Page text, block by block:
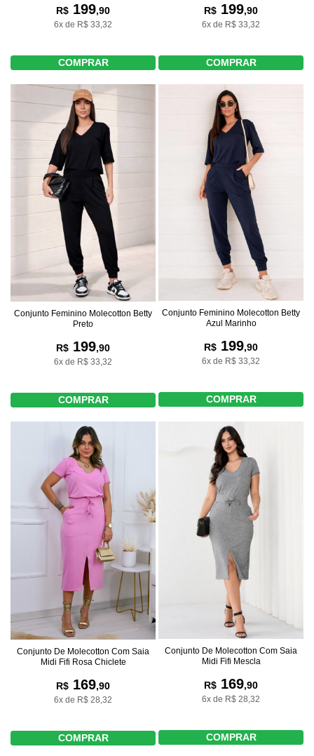
R$ 199,90
6x de R$ 33,32
COMPRAR
R$ 199,90
6x de R$ 33,32
COMPRAR
Conjunto Feminino Molecotton Betty
Preto
R$ 199,90
6x de R$ 33,32
COMPRAR
Conjunto Feminino Molecotton Betty
Azul Marinho
R$ 199,90
6x de R$ 33,32
COMPRAR
Conjunto De Molecotton Com Saia
Midi Fifi Rosa Chiclete
R$ 169,90
6x de R$ 28,32
COMPRAR
Conjunto De Molecotton Com Saia
Midi Fifi Mescla
R$ 169,90
6x de R$ 28,32
COMPRAR